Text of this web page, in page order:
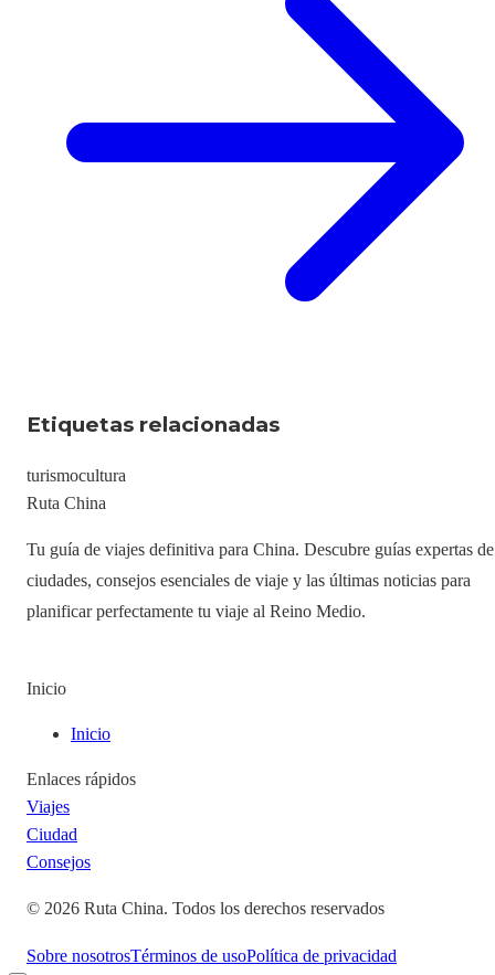
Etiquetas relacionadas
turismocultura
Ruta China
Tu guía de viajes definitiva para China. Descubre guías expertas de
ciudades, consejos esenciales de viaje y las últimas noticias para
planificar perfectamente tu viaje al Reino Medio.
Inicio
Inicio
Enlaces rápidos
Viajes
Ciudad
Consejos
© 2026 Ruta China. Todos los derechos reservados
Sobre nosotrosTérminos de usoPolítica de privacidad